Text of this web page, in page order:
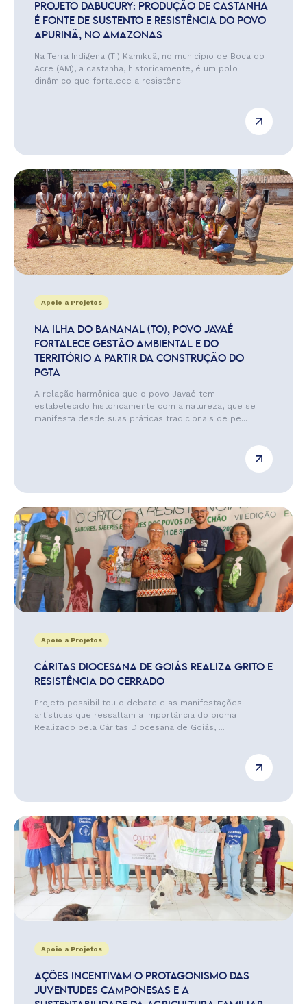
PROJETO DABUCURY: PRODUÇÃO DE CASTANHA
É FONTE DE SUSTENTO E RESISTÊNCIA DO POVO
APURINÃ, NO AMAZONAS
Na Terra Indígena (TI) Kamikuã, no município de Boca do
Acre (AM), a castanha, historicamente, é um polo
dinâmico que fortalece a resistênci...
Apoio a Projetos
NA ILHA DO BANANAL (TO), POVO JAVAÉ
FORTALECE GESTÃO AMBIENTAL E DO
TERRITÓRIO A PARTIR DA CONSTRUÇÃO DO
PGTA
A relação harmônica que o povo Javaé tem
estabelecido historicamente com a natureza, que se
manifesta desde suas práticas tradicionais de pe...
Apoio a Projetos
CÁRITAS DIOCESANA DE GOIÁS REALIZA GRITO E
RESISTÊNCIA DO CERRADO
Projeto possibilitou o debate e as manifestações
artísticas que ressaltam a importância do bioma
Realizado pela Cáritas Diocesana de Goiás, ...
Apoio a Projetos
AÇÕES INCENTIVAM O PROTAGONISMO DAS
JUVENTUDES CAMPONESAS E A